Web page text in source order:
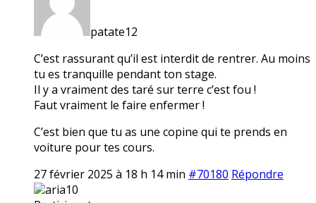
patate12
C’est rassurant qu’il est interdit de rentrer. Au moins
tu es tranquille pendant ton stage.
Il y a vraiment des taré sur terre c’est fou !
Faut vraiment le faire enfermer !
C’est bien que tu as une copine qui te prends en
voiture pour tes cours.
27 février 2025 à 18 h 14 min #70180 Répondre
aria10